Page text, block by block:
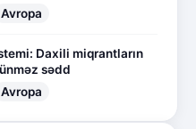
Avropa
Daxili miqrantların
sədd
Avropa